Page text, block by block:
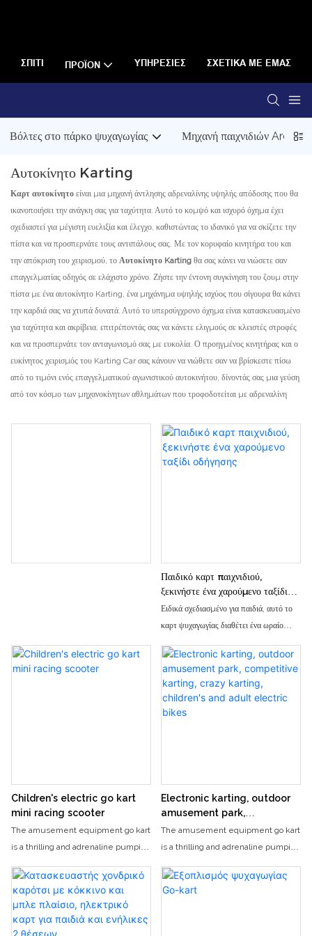
ΣΠΊΤΙ ΠΡΟΪΌΝ ΥΠΗΡΕΣΊΕΣ ΣΧΕΤΙΚΆ ΜΕ ΕΜΆΣ
Βόλτες στο πάρκο ψυχαγωγίας Μηχανή παιχνιδιών Arcade
Αυτοκίνητο Karting
Καρτ αυτοκίνητο είναι μια μηχανή άντλησης αδρεναλίνης υψηλής απόδοσης που θα
ικανοποιήσει την ανάγκη σας για ταχύτητα. Αυτό το κομψό και ισχυρό όχημα έχει
σχεδιαστεί για μέγιστη ευελιξία και έλεγχο, καθιστώντας το ιδανικό για να σκίζετε την
πίστα και να προσπερνάτε τους αντιπάλους σας. Με τον κορυφαίο κινητήρα του και
την απόκριση του χειρισμού, το Αυτοκίνητο Karting θα σας κάνει να νιώσετε σαν
επαγγελματίας οδηγός σε ελάχιστο χρόνο. Ζήστε την έντονη συγκίνηση του ζουμ στην
πίστα με ένα αυτοκίνητο Karting, ένα μηχάνημα υψηλής ισχύος που σίγουρα θα κάνει
την καρδιά σας να χτυπά δυνατά. Αυτό το υπερσύγχρονο όχημα είναι κατασκευασμένο
για ταχύτητα και ακρίβεια, επιτρέποντάς σας να κάνετε ελιγμούς σε κλειστές στροφές
και να προσπερνάτε τον ανταγωνισμό σας με ευκολία. Ο προηγμένος κινητήρας και ο
ευκίνητος χειρισμός του Karting Car σας κάνουν να νιώθετε σαν να βρίσκεστε πίσω
από το τιμόνι ενός επαγγελματικού αγωνιστικού αυτοκινήτου, δίνοντάς σας μια γεύση
από τον κόσμο των μηχανοκίνητων αθλημάτων που τροφοδοτείται με αδρεναλίνη
Παιδικό καρτ παιχνιδιού,
ξεκινήστε ένα χαρούμενο ταξίδι
οδήγησης
Ειδικά σχεδιασμένο για παιδιά, αυτό το
καρτ ψυχαγωγίας διαθέτει ένα ωραίο
εμφάνιση (μπλε/πράσινο/κίτρινο/
κόκκινο προαιρετικά), σε συνδυασμό με
ένα προσομοιωμένο τιμόνι,
επιτρέποντας στα παιδιά να βιώσουν
παιδιού και παιχνίδι παιδιών, βοηθώντας
τα μωρά να απελευθερώσουν ζωντάνια
και να απολαύσουν ευτυχισμένες
στιγμές.
Children's electric go kart
mini racing scooter
The amusement equipment go kart
is a thrilling and adrenaline pumping
at high speeds on the track. With its
stylish design and powerful engine,
this go kart provides an exciting and
fun activity for both children and
Electronic karting, outdoor
amusement park,
competitive karting, crazy
karting, children's and adult
The amusement equipment go kart
is a thrilling and adrenaline pumping
at high speeds on the track. With its
stylish design and powerful engine,